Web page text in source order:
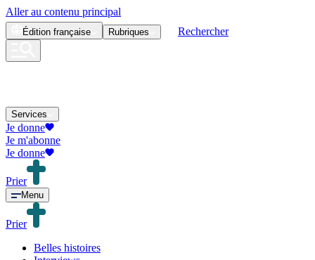
Aller au contenu principal
Édition française Rubriques Rechercher
Services
Je donne
Je m'abonne
Je donne
Prier
Menu
Prier
Belles histoires